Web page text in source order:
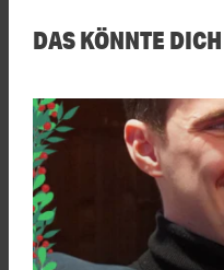
DAS KÖNNTE